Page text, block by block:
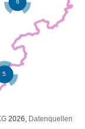
2026, Datenquellen